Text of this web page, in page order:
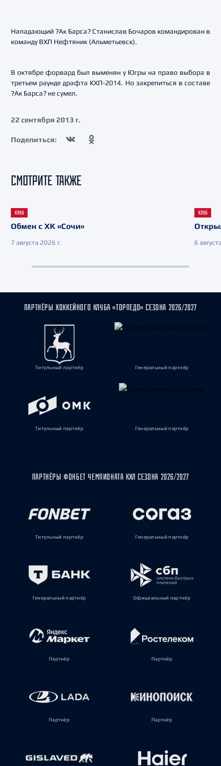
Нападающий ?Ак Барса? Станислав Бочаров командирован в
команду ВХЛ Нефтяник (Альметьевск).
В октябре форвард был выменян у Югры на право выбора в
третьем раунде драфта КХЛ-2014. Но закрепиться в составе
?Ак Барса? не сумел.
22 сентября 2013 г.
Поделиться:
СМОТРИТЕ ТАКЖЕ
КЛУБ
Обмен с ХК «Сочи»
7 августа 2026 г.
КЛУБ
6
ПАРТНЁРЫ ХОККЕЙНОГО КЛУБА «ТОРПЕДО» СЕЗОНА 2026/2027
Титульный партнёр Генеральный партнёр
Титульный партнёр Генеральный партнёр
ПАРТНЁРЫ ФОНБЕТ ЧЕМПИОНАТА КХЛ СЕЗОНА 2026/2027
Титульный партнёр Генеральный партнёр
Генеральный партнёр Официальный партнёр
Партнёр Партнёр
Партнёр Партнёр